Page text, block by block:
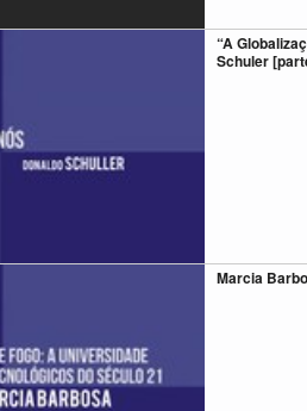
“A
Schuler
Marcia